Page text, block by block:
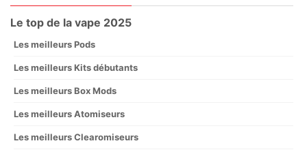
Le top de la vape 2025
Les meilleurs Pods
Les meilleurs Kits débutants
Les meilleurs Box Mods
Les meilleurs Atomiseurs
Les meilleurs Clearomiseurs